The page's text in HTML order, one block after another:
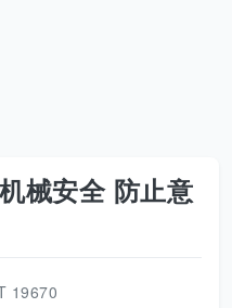
械安全 防止意
19670